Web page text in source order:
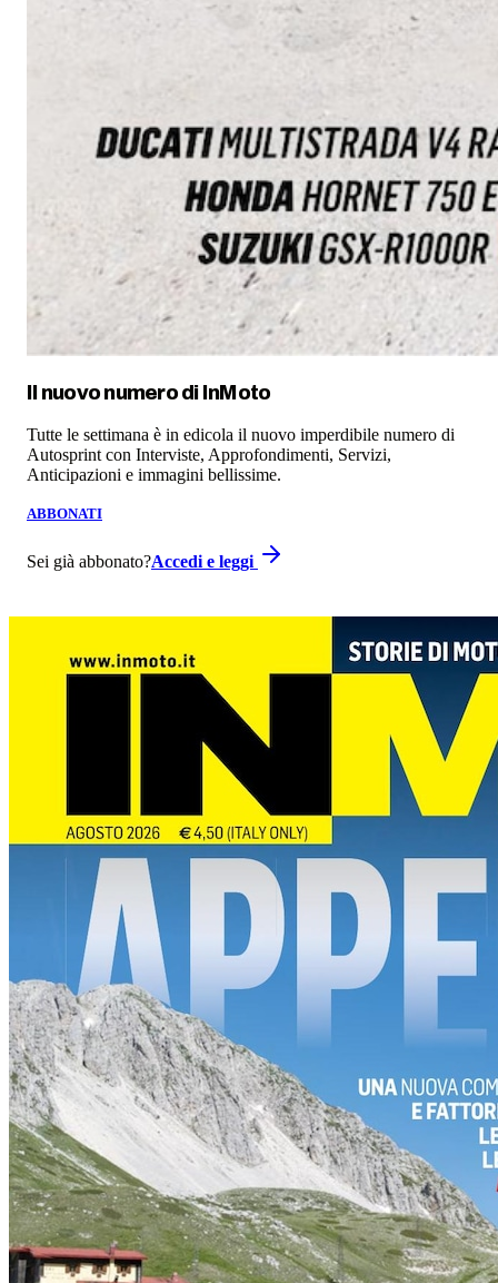
Il nuovo numero di InMoto
Tutte le settimana è in edicola il nuovo imperdibile numero di
Autosprint con Interviste, Approfondimenti, Servizi,
Anticipazioni e immagini bellissime.
ABBONATI
Sei già abbonato?Accedi e leggi